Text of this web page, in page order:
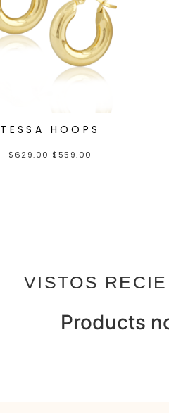
TESSA HOOPS
$629.00 $ 559.00
VISTOS
Products